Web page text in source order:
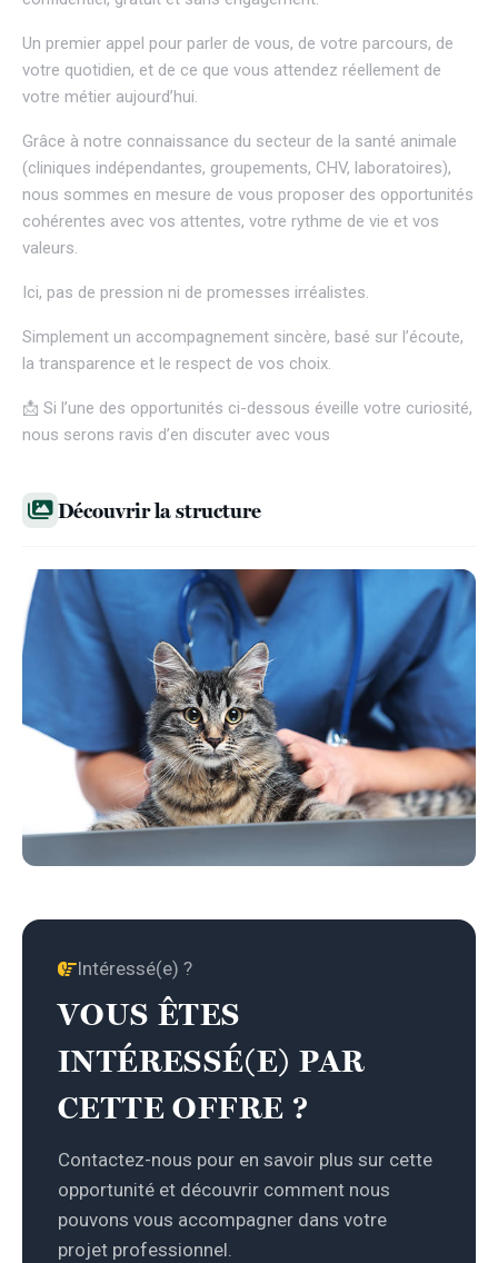
Un premier appel pour parler de vous, de votre parcours, de
votre quotidien, et de ce que vous attendez réellement de
votre métier aujourd’hui.
Grâce à notre connaissance du secteur de la santé animale
(cliniques indépendantes, groupements, CHV, laboratoires),
nous sommes en mesure de vous proposer des opportunités
cohérentes avec vos attentes, votre rythme de vie et vos
valeurs.
Ici, pas de pression ni de promesses irréalistes.
Simplement un accompagnement sincère, basé sur l’écoute,
la transparence et le respect de vos choix.
📩 Si l’une des opportunités ci-dessous éveille votre curiosité,
nous serons ravis d’en discuter avec vous
Découvrir la structure
Intéressé(e) ?
VOUS ÊTES
INTÉRESSÉ(E) PAR
CETTE OFFRE ?
Contactez-nous pour en savoir plus sur cette
opportunité et découvrir comment nous
pouvons vous accompagner dans votre
projet professionnel.